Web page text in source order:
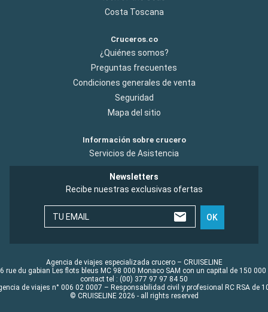
Costa Toscana
Cruceros.co
¿Quiénes somos?
Preguntas frecuentes
Condiciones generales de venta
Seguridad
Mapa del sitio
Información sobre crucero
Servicios de Asistencia
Newsletters
Recibe nuestras exclusivas ofertas
TU EMAIL OK
Agencia de viajes especializada crucero – CRUISELINE
rue du gabian Les flots bleus MC 98 000 Monaco SAM con un capital de 150 000
contact tel : (00) 377 97 97 84 50
de viajes n° 006 02 0007 – Responsabilidad civil y profesional RC RSA de
© CRUISELINE 2026 - all rights reserved